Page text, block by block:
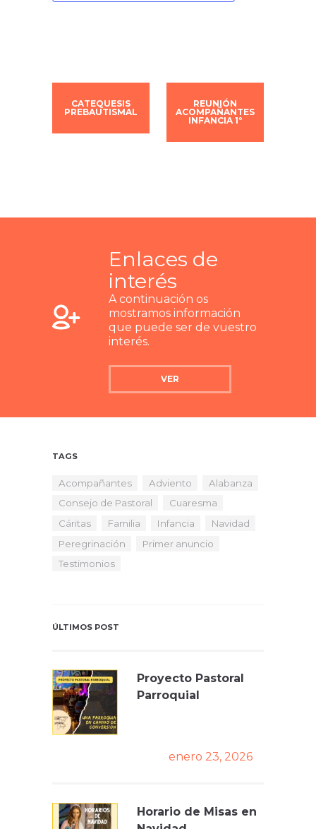
CATEQUESIS
PREBAUTISMAL
REUNIÓN
ACOMPAÑANTES
INFANCIA 1º
Enlaces de
interés
A continuación os
mostramos información
que puede ser de vuestro
interés.
VER
TAGS
Acompañantes Adviento
Alabanza
Consejo de Pastoral
Cuaresma
Cáritas
Familia Infancia
Navidad
Peregrinación
Primer anuncio
Testimonios
ÚLTIMOS POST
Proyecto Pastoral
Parroquial
enero 23, 2026
Horario de Misas en